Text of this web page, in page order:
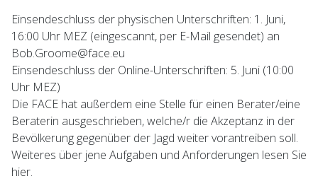
Einsendeschluss der physischen Unterschriften: 1. Juni,
16:00 Uhr MEZ (eingescannt, per E-Mail gesendet) an
Bob.Groome@face.eu
Einsendeschluss der Online-Unterschriften: 5. Juni (10:00
Uhr MEZ)
Die FACE hat außerdem eine Stelle für einen Berater/eine
Beraterin ausgeschrieben, welche/r die Akzeptanz in der
Bevölkerung gegenüber der Jagd weiter vorantreiben soll.
Weiteres über jene Aufgaben und Anforderungen lesen Sie
hier.